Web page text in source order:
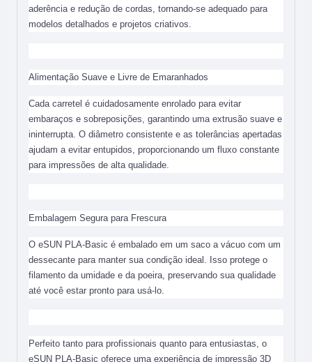
aderência e redução de cordas, tornando-se adequado para
modelos detalhados e projetos criativos.
Alimentação Suave e Livre de Emaranhados
Cada carretel é cuidadosamente enrolado para evitar
embaraços e sobreposições, garantindo uma extrusão suave e
ininterrupta. O diâmetro consistente e as tolerâncias apertadas
ajudam a evitar entupidos, proporcionando um fluxo constante
para impressões de alta qualidade.
Embalagem Segura para Frescura
O eSUN PLA-Basic é embalado em um saco a vácuo com um
dessecante para manter sua condição ideal. Isso protege o
filamento da umidade e da poeira, preservando sua qualidade
até você estar pronto para usá-lo.
Perfeito tanto para profissionais quanto para entusiastas, o
eSUN PLA-Basic oferece uma experiência de impressão 3D